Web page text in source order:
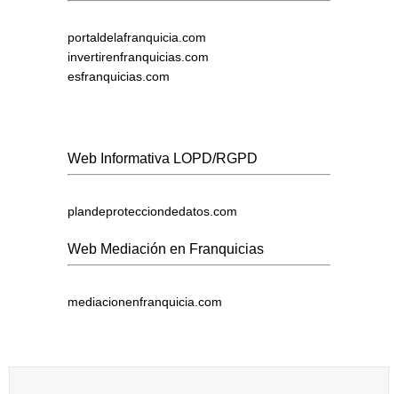
portaldelafranquicia.com
invertirenfranquicias.com
esfranquicias.com
Web Informativa LOPD/RGPD
plandeprotecciondedatos.com
Web Mediación en Franquicias
mediacionenfranquicia.com